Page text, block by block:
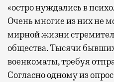
«остро нуждались в
Очень многие из них не
мирной жизни
общества. Тысячи
военкоматы, требуя
Согласно одному из